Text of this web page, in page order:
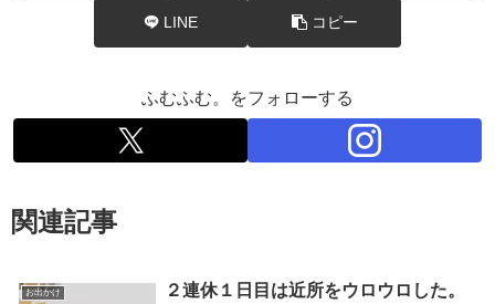
LINE コピー
ふむふむ。をフォローする
関連記事
お出かけ ２連休１日目は近所をウロウロした。